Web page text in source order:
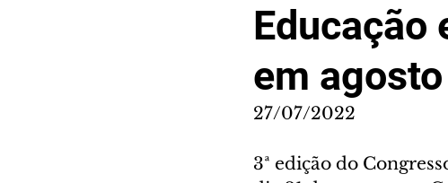
Educação
em agosto
27/07/2022
3ª edição do